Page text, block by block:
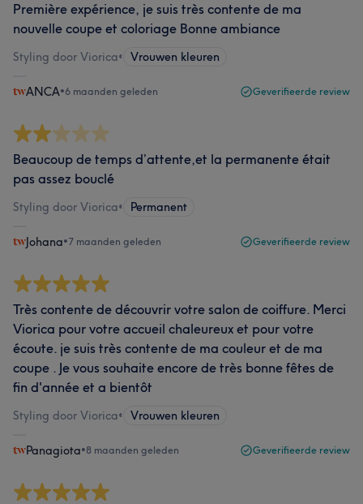
Première expérience, je suis très contente de ma
nouvelle coupe et coloriage Bonne ambiance
Styling door Viorica• Vrouwen kleuren
ANCA•6 maanden geleden Geverifieerde review
Beaucoup de temps d’attente,et la permanente était
pas assez bouclé
Styling door Viorica• Permanent
Johana•7 maanden geleden Geverifieerde review
Très contente de découvrir votre salon de coiffure. Merci
Viorica pour votre accueil chaleureux et pour votre
écoute. je suis très contente de ma couleur et de ma
coupe . Je vous souhaite encore de très bonne fêtes de
fin d'année et a bientôt
Styling door Viorica• Vrouwen kleuren
Panagiota•8 maanden geleden Geverifieerde review